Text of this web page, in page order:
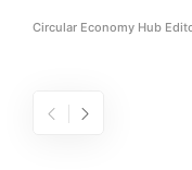
Circular Economy Hub